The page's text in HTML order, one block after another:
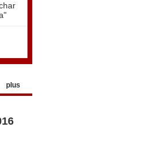
plus